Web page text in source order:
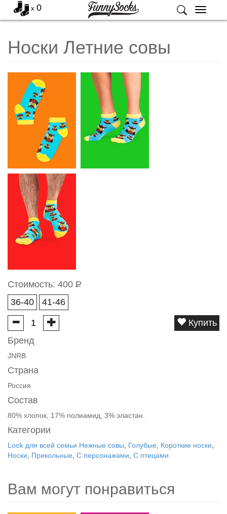
Меню
x 0
Носки Летние совы
Стоимость: 400 Р
36-40
41-46
Купить
Бренд
JNRB
Страна
Россия
Состав
80% хлопок, 17% полиамид, 3% эластан.
Категории
Look для всей семьи Нежные совы Голубые Короткие носки
Носки
Прикольные С персонажами С птицами
Вам могут понравиться